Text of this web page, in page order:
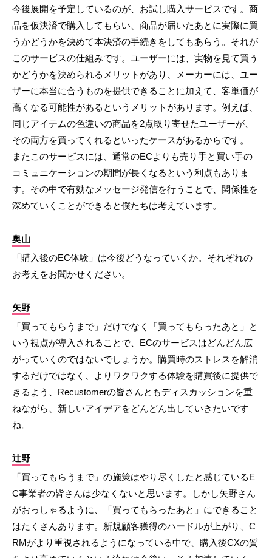
今後展開を予定しているのが、お試し購入サービスです。商
品を仮決済で購入してもらい、商品が届いたあとに実際に買
うかどうかを決めて本決済の手続きをしてもあらう。それが
このサービスの仕組みです。ユーザーには、実物を見て買う
かどうかを決められるメリットがあり、メーカーには、ユー
ザーに本当に合うものを提供できることに加えて、客単価が
高くなる可能性があるというメリットがあります。例えば、
同じアイテムの色違いの商品を2点取り寄せたユーザーが、
その両方を買ってくれるといったケースがあるからです。
またこのサービスには、通常のECよりも売り手と買い手の
コミュニケーションの期間が長くなるという利点もありま
す。その中で有効なメッセージ発信を行うことで、関係性を
深めていくことができると僕たちは考えています。
奥山
「購入後のEC体験」は今後どうなっていくか。それぞれの
お考えをお聞かせください。
矢野
「買ってもらうまで」だけでなく「買ってもらったあと」と
いう視点が導入されることで、ECのサービスはどんどん広
がっていくのではないでしょうか。購買時のストレスを解消
するだけではなく、よりワクワクする体験を購買後に提供で
きるよう、Recustomerの皆さんともディスカッションを重
ねながら、新しいアイデアをどんどん出していきたいです
ね。
辻野
「買ってもらうまで」の施策はやり尽くしたと感じているE
C事業者の皆さんは少なくないと思います。しかし矢野さん
がおっしゃるように、「買ってもらったあと」にできること
はたくさんあります。新規顧客獲得のハードルが上がり、C
RMがより重視されるようになっている中で、購入後CXの質